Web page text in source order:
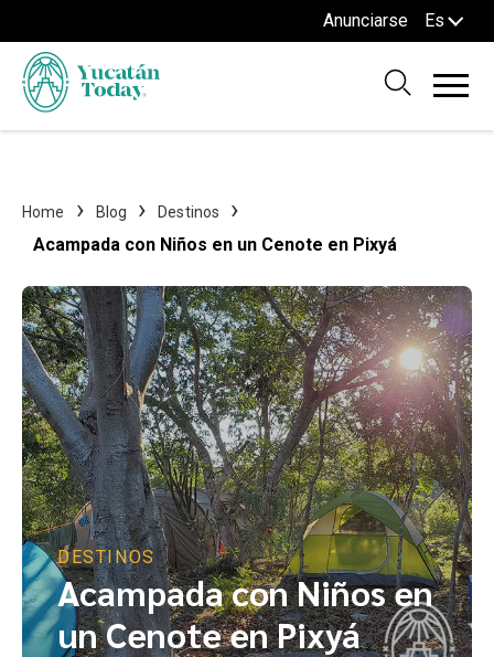
Anunciarse Es
Home Blog Destinos
Acampada con Niños en un Cenote en Pixyá
DESTINOS
Acampada con Niños en
un Cenote en Pixyá